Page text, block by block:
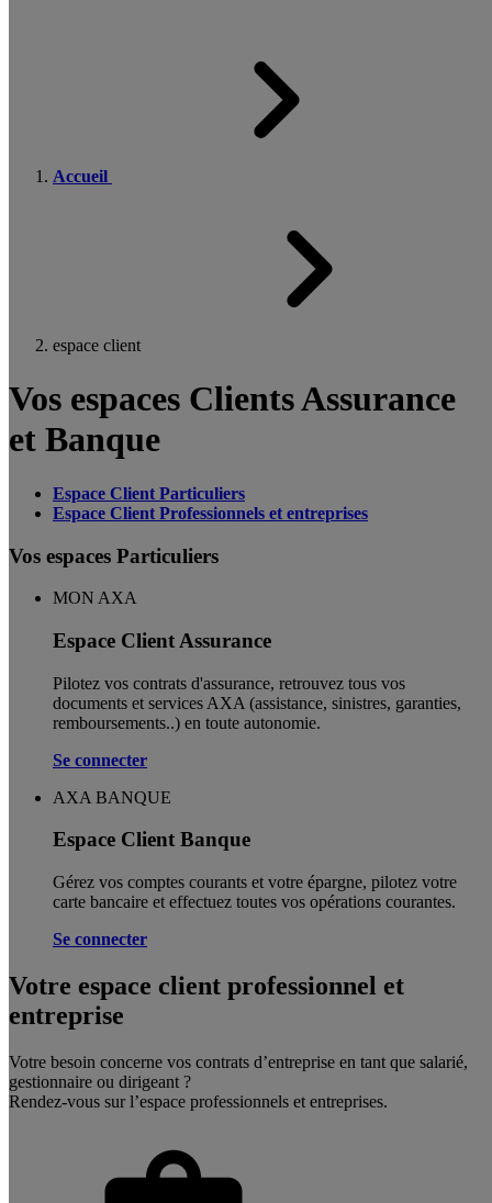
Accueil
espace client
Vos espaces Clients Assurance
et Banque
Espace Client Particuliers
Espace Client Professionnels et entreprises
Vos espaces Particuliers
MON AXA
Espace Client Assurance
Pilotez vos contrats d'assurance, retrouvez tous vos
documents et services AXA (assistance, sinistres, garanties,
remboursements..) en toute autonomie. ​
Se connecter
AXA BANQUE
Espace Client Banque
Gérez vos comptes courants et votre épargne, pilotez votre
carte bancaire et effectuez toutes vos opérations courantes.
Se connecter
Votre espace client professionnel et
entreprise
Votre besoin concerne vos contrats d’entreprise en tant que salarié,
gestionnaire ou dirigeant ?
Rendez-vous sur l’espace professionnels et entreprises.